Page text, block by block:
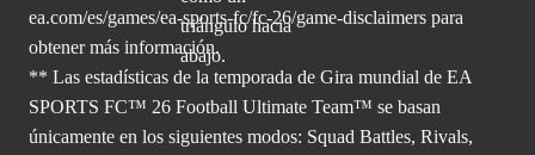
ea.com/es/games/ea-sports-fc/fc-26/game-disclaimers para
obtenermás información.
** Las estadísticas de la temporada de Gira mundial de EA
SPORTS FC™ 26 Football Ultimate Team™ se basan
únicamente en los siguientes modos: Squad Battles, Rivals,